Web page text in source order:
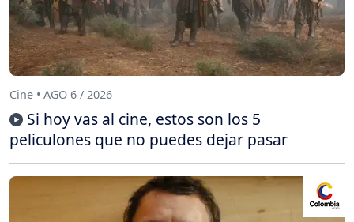
Cine • AGO 6 / 2026
Si hoy vas al cine, estos son los 5
peliculones que no puedes dejar pasar